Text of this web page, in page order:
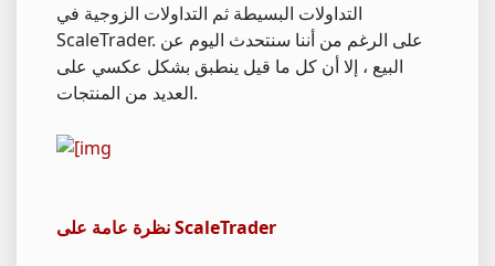
التداولات البسيطة ثم التداولات الزوجية في
ScaleTrader. على الرغم من أننا سنتحدث اليوم عن
البيع ، إلا أن كل ما قيل ينطبق بشكل عكسي على
العديد من المنتجات.
نظرة عامة على ScaleTrader